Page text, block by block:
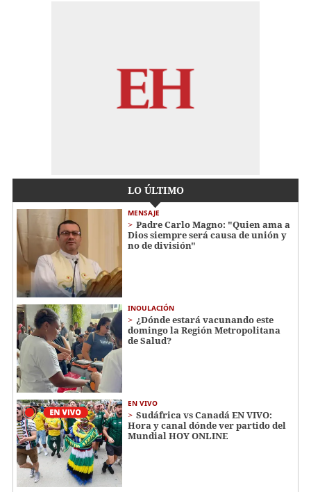
LO ÚLTIMO
MENSAJE
Padre Carlo Magno: "Quien ama a
Dios siempre será causa de unión y
no de división"
INOULACIÓN
¿Dónde estará vacunando este
domingo la Región Metropolitana
de Salud?
EN VIVO
Sudáfrica vs Canadá EN VIVO:
Hora y canal dónde ver partido del
Mundial HOY ONLINE